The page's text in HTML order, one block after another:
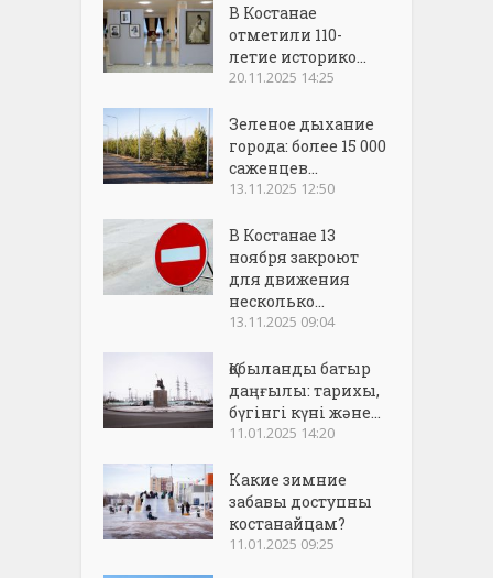
В Костанае
отметили 110-
летие историко...
20.11.2025 14:25
Зеленое дыхание
города: более 15 000
саженцев...
13.11.2025 12:50
В Костанае 13
ноября закроют
для движения
несколько...
13.11.2025 09:04
Қобыланды батыр
даңғылы: тарихы,
бүгінгі күні және...
11.01.2025 14:20
Какие зимние
забавы доступны
костанайцам?
11.01.2025 09:25